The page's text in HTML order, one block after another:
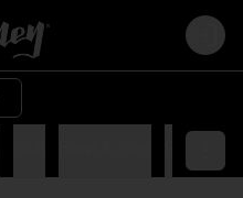
Login